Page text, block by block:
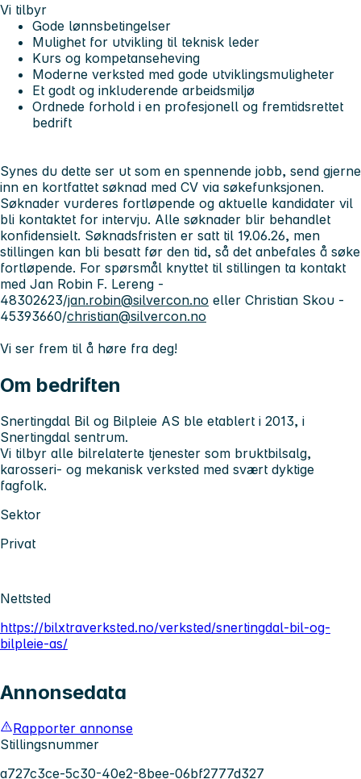
Vi tilbyr
Gode lønnsbetingelser
Mulighet for utvikling til teknisk leder
Kurs og kompetanseheving
Moderne verksted med gode utviklingsmuligheter
Et godt og inkluderende arbeidsmiljø
Ordnede forhold i en profesjonell og fremtidsrettet
bedrift
Synes du dette ser ut som en spennende jobb, send gjerne
inn en kortfattet søknad med CV via søkefunksjonen.
Søknader vurderes fortløpende og aktuelle kandidater vil
bli kontaktet for intervju. Alle søknader blir behandlet
konfidensielt. Søknadsfristen er satt til 19.06.26, men
stillingen kan bli besatt før den tid, så det anbefales å søke
fortløpende. For spørsmål knyttet til stillingen ta kontakt
med Jan Robin F. Lereng -
48302623/jan.robin@silvercon.no eller Christian Skou -
45393660/christian@silvercon.no
Vi ser frem til å høre fra deg!
Om bedriften
Snertingdal Bil og Bilpleie AS ble etablert i 2013, i
Snertingdal sentrum.
Vi tilbyr alle bilrelaterte tjenester som bruktbilsalg,
karosseri- og mekanisk verksted med svært dyktige
fagfolk.
Sektor
Privat
Nettsted
https://bilxtraverksted.no/verksted/snertingdal-bil-og-
bilpleie-as/
Annonsedata
Rapporter annonse
Stillingsnummer
a727c3ce-5c30-40e2-8bee-06bf2777d327